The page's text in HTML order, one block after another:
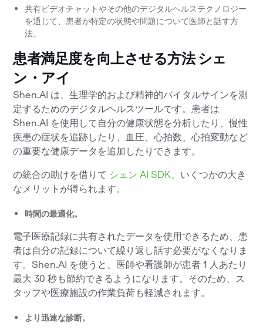
共有ビデオチャットやその他のデジタルヘルステクノロジー
を通じて、患者が特定の状態や問題について医師と話す方
法。
患者満足度を向上させる方法 シェ
ン・アイ
Shen.AI は、生理学的および精神的バイタルサインを測
定するためのデジタルヘルスツールです。患者は
Shen.AI を使用して自分の健康状態を分析したり、慢性
疾患の症状を追跡したり、血圧、心拍数、心拍変動など
の重要な健康データを追加したりできます。
の統合の助けを借りて シェン AI SDK 、いくつかの大き
なメリットが得られます。
時間の最適化。
電子医療記録に共有されたデータを使用できるため、患
者は自分の記録について繰り返し話す必要がなくなりま
す。Shen.AI を使うと、医師や看護師が患者 1 人あたり
最大 30 秒も節約できるようになります。そのため、ス
タッフや医療施設の作業負荷も軽減されます。
より迅速な診断。